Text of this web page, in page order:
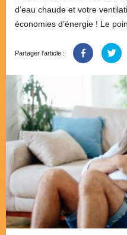
d’eau chaude et votre
économies d’énergie ! Le
Partager l'article :